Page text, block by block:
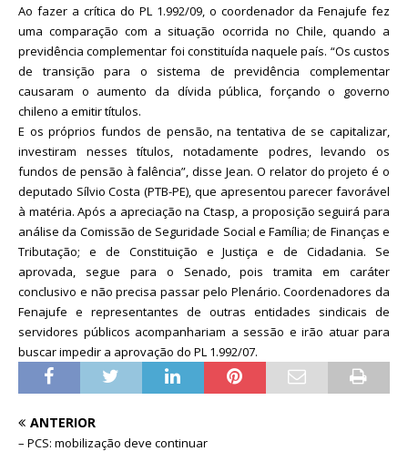
Ao fazer a crítica do PL 1.992/09, o coordenador da Fenajufe fez
uma comparação com a situação ocorrida no Chile, quando a
previdência complementar foi constituída naquele país. “Os custos
de transição para o sistema de previdência complementar
causaram o aumento da dívida pública, forçando o governo
chileno a emitir títulos.
E os próprios fundos de pensão, na tentativa de se capitalizar,
investiram nesses títulos, notadamente podres, levando os
fundos de pensão à falência”, disse Jean. O relator do projeto é o
deputado Sílvio Costa (PTB-PE), que apresentou parecer favorável
à matéria. Após a apreciação na Ctasp, a proposição seguirá para
análise da Comissão de Seguridade Social e Família; de Finanças e
Tributação; e de Constituição e Justiça e de Cidadania. Se
aprovada, segue para o Senado, pois tramita em caráter
conclusivo e não precisa passar pelo Plenário. Coordenadores da
Fenajufe e representantes de outras entidades sindicais de
servidores públicos acompanhariam a sessão e irão atuar para
buscar impedir a aprovação do PL 1.992/07.
ANTERIOR
– PCS: mobilização deve continuar